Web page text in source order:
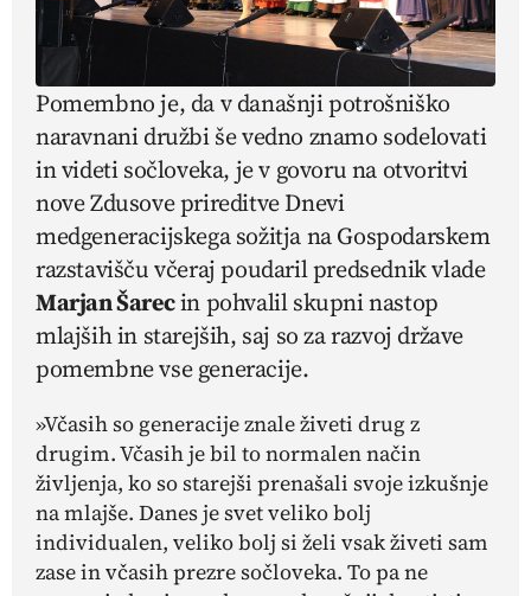
Pomembno je, da v današnji potrošniško
naravnani družbi še vedno znamo sodelovati
in videti sočloveka, je v govoru na otvoritvi
nove Zdusove prireditve Dnevi
medgeneracijskega sožitja na Gospodarskem
razstavišču včeraj poudaril predsednik vlade
Marjan Šarecin pohvalil skupni nastop
mlajših in starejših, saj so za razvoj države
pomembne vse generacije.
»Včasih so generacije znale živeti drug z
drugim. Včasih je bil to normalen način
življenja, ko so starejši prenašali svoje izkušnje
na mlajše. Danes je svet veliko bolj
individualen, veliko bolj si želi vsak živeti sam
zase in včasih prezre sočloveka. To pa ne